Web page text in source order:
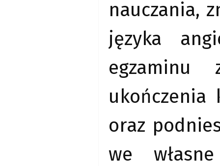
nauczania,
języka
egzaminu
ukończenia
oraz
we